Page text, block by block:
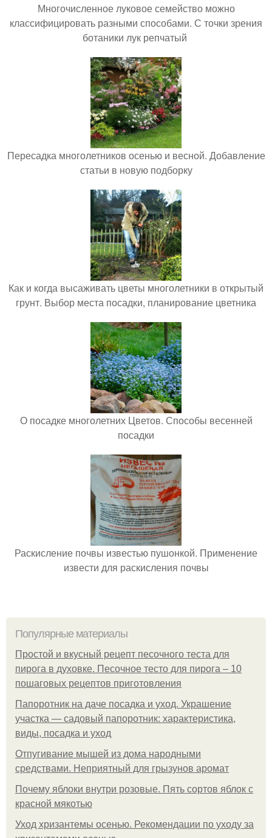
Многочисленное луковое семейство можно
классифицировать разными способами. С точки зрения
ботаники лук репчатый
Пересадка многолетников осенью и весной. Добавление
статьи в новую подборку
Как и когда высаживать цветы многолетники в открытый
грунт. Выбор места посадки, планирование цветника
О посадке многолетних Цветов. Способы весенней
посадки
Раскисление почвы известью пушонкой. Применение
извести для раскисления почвы
Популярные материалы
Простой и вкусный рецепт песочного теста для
пирога в духовке. Песочное тесто для пирога – 10
пошаговых рецептов приготовления
Папоротник на даче посадка и уход. Украшение
участка — садовый папоротник: характеристика,
виды, посадка и уход
Отпугивание мышей из дома народными
средствами. Неприятный для грызунов аромат
Почему яблоки внутри розовые. Пять сортов яблок с
красной мякотью
Уход хризантемы осенью. Рекомендации по уходу за